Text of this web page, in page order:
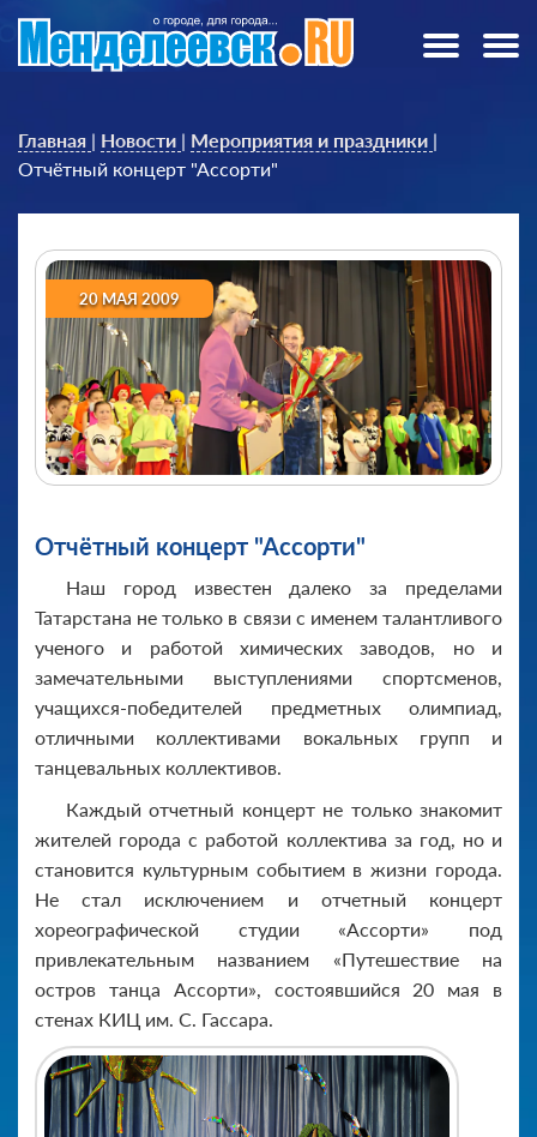
Главная | Новости | Мероприятия и праздники |
Отчётный концерт "Ассорти"
20 МАЯ 2009
Отчётный концерт "Ассорти"
Наш город известен далеко за пределами
Татарстана не только в связи с именем талантливого
ученого и работой химических заводов, но и
замечательными выступлениями спортсменов,
учащихся-победителей предметных олимпиад,
отличными коллективами вокальных групп и
танцевальных коллективов.
Каждый отчетный концерт не только знакомит
жителей города с работой коллектива за год, но и
становится культурным событием в жизни города.
Не стал исключением и отчетный концерт
хореографической студии «Ассорти» под
привлекательным названием «Путешествие на
остров танца Ассорти», состоявшийся 20 мая в
стенах КИЦ им. С. Гассара.